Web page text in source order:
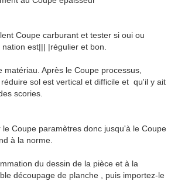
Coupe carburant et tester si oui ou
est||| |régulier et bon.
matériau. Après le Coupe processus,
sol est vertical et difficile et qu'il y ait
scories.
le Coupe paramètres donc jusqu'à le Coupe
à la norme.
du dessin de la pièce et à la
découpage de planche , puis importez-le